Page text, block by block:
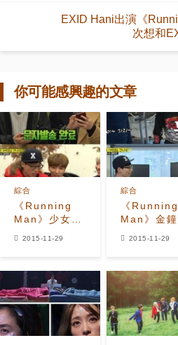
EXID Hani出演《
次想和
你可能感興趣的文章
《Running
Man》少女時
中途給希澈打
電話所為何
事？
綜合
2015-11-29
《Running
Man》金鐘
因是？
綜合
2015-11-29